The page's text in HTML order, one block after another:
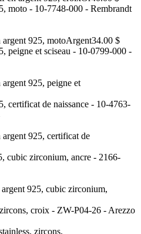
argent 925, motoArgent34.00 $
argent 925, peigne et
argent 925, certificat de
925, cubic zirconium,
zircons,